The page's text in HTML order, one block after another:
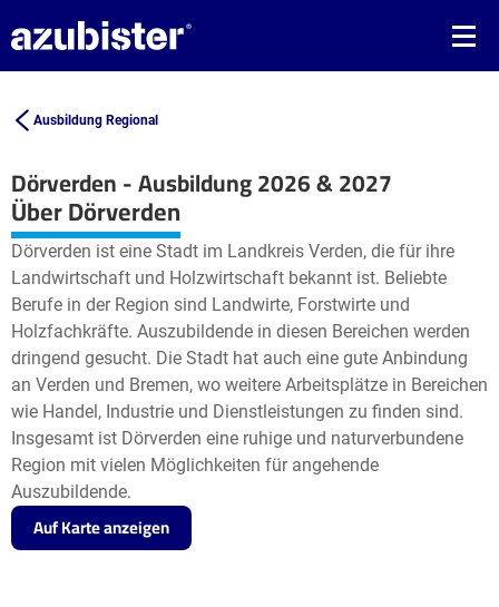
Ausbildung Regional
Dörverden - Ausbildung 2026 & 2027
+
−
Leaflet| ©OpenStreetMap2
Über Dörverden
Dörverden ist eine Stadt im Landkreis Verden, die für ihre
Landwirtschaft und Holzwirtschaft bekannt ist. Beliebte
Berufe in der Region sind Landwirte, Forstwirte und
Holzfachkräfte. Auszubildende in diesen Bereichen werden
dringend gesucht. Die Stadt hat auch eine gute Anbindung
an Verden und Bremen, wo weitere Arbeitsplätze in Bereichen
wie Handel, Industrie und Dienstleistungen zu finden sind.
Insgesamt ist Dörverden eine ruhige und naturverbundene
Region mit vielen Möglichkeiten für angehende
Auszubildende.
Auf Karte anzeigen